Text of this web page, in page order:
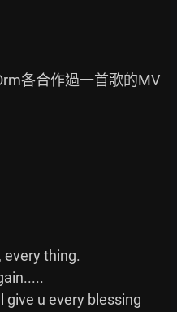
各合作過一首歌的MV